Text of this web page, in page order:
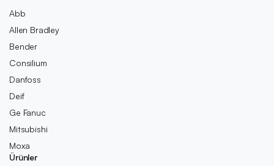
Abb
Allen Bradley
Bender
Consilium
Danfoss
Deif
Ge Fanuc
Mitsubishi
Moxa
Ürünler